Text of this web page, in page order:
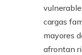
cargas
mayores
afrontan